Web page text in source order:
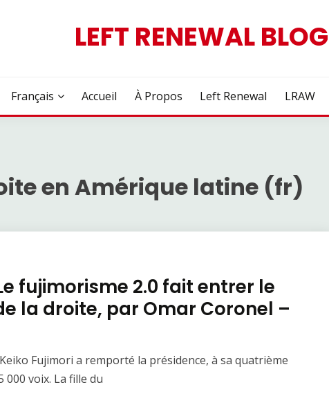
LEFT RENEWAL BLOG
Français Accueil À Propos Left Renewal LRAW
en Amérique latine (fr)
fujimorisme 2.0 fait entrer le
la droite, par Omar Coronel –
Fujimori a remporté la présidence, à sa quatrième
000 voix. La fille du